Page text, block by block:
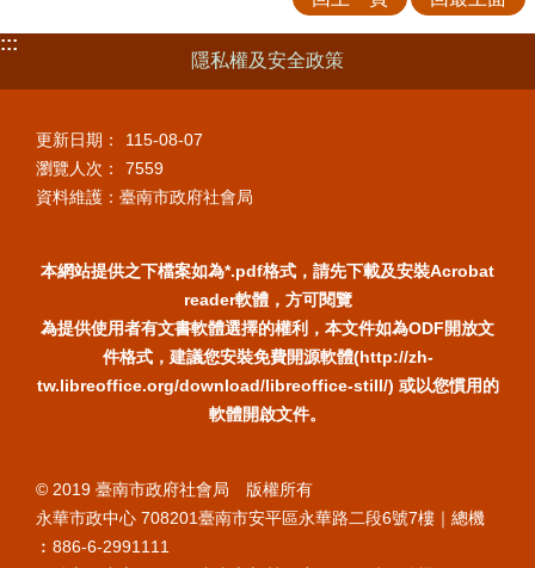
:::
隱私權及安全政策
更新日期：
115-08-07
瀏覽人次：
7559
資料維護：臺南市政府社會局
本網站提供之下檔案如為*.pdf格式，請先下載及安裝Acrobat
reader軟體，方可閱覽
為提供使用者有文書軟體選擇的權利，本文件如為ODF開放文
件格式，建議您安裝免費開源軟體(http://zh-
tw.libreoffice.org/download/libreoffice-still/) 或以您慣用的
軟體開啟文件。
© 2019 臺南市政府社會局 版權所有
永華市政中心 708201臺南市安平區永華路二段6號7樓｜總機
︰886-6-2991111